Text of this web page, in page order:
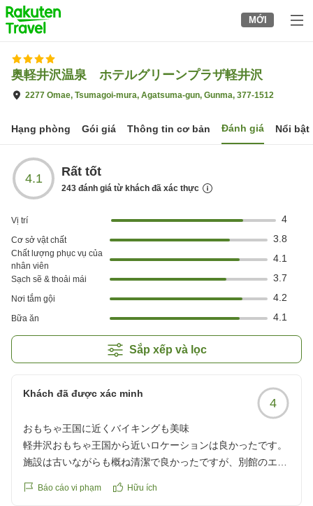
to
top
page
MỚI
奥軽井沢温泉 ホテルグリーンプラザ軽井沢
2277 Omae, Tsumagoi-mura, Agatsuma-gun, Gunma, 377-1512
Hạng phòng Gói giá Thông tin cơ bản Đánh giá Nổi bật
4.1 Rất tốt
243 đánh giá từ khách đã xác thực
Vị trí 4
Cơ sở vật chất 3.8
Chất lượng phục vụ của
nhân viên
4.1
Sạch sẽ & thoải mái 3.7
Nơi tắm gội 4.2
Bữa ăn 4.1
Sắp xếp và lọc
Khách đã được xác minh
4
おもちゃ王国に近くバイキングも美味
軽井沢おもちゃ王国から近いロケーションは良かったです。
施設は古いながらも概ね清潔で良かったですが、別館のエレ
ムした方が良いと思います。バイキングは美味しかったで
Báo cáo vi phạm Hữu ích